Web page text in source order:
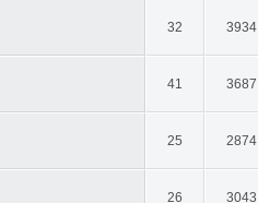
32 3934
41 3687
25 2874
26 3043